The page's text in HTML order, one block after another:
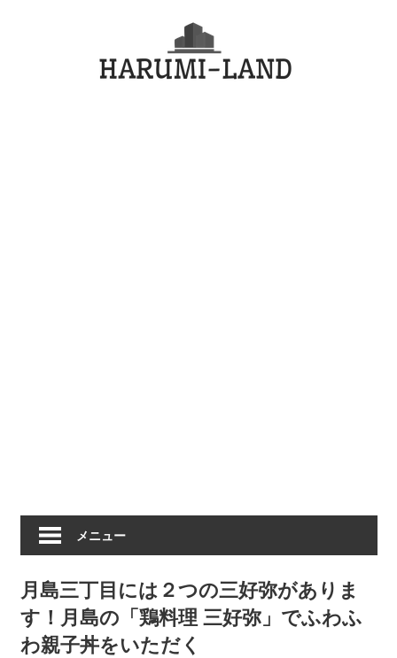
メニュー
月島三丁目には２つの三好弥がありま
す！月島の「鶏料理 三好弥」でふわふ
わ親子丼をいただく